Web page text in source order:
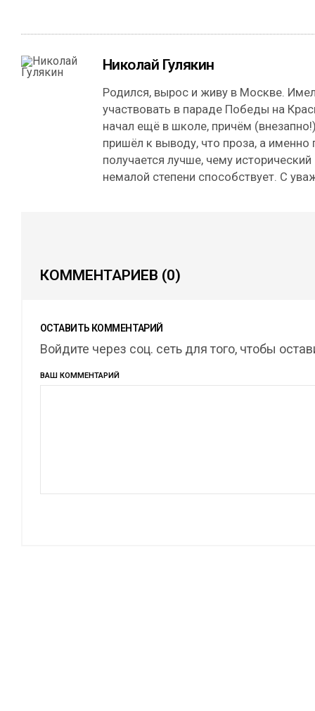
Николай Гулякин
Родился, вырос и живу в Москве.
участвовать в параде Победы на
начал ещё в школе, причём
пришёл к выводу, что проза, а именно
получается лучше, чему
немалой степени способствует. С
КОММЕНТАРИЕВ (0)
ОСТАВИТЬ КОММЕНТАРИЙ
Войдите через соц. сеть для того, чтобы
ВАШ КОММЕНТАРИЙ